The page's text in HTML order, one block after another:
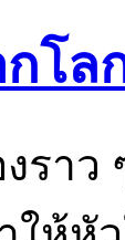
โล
งรา